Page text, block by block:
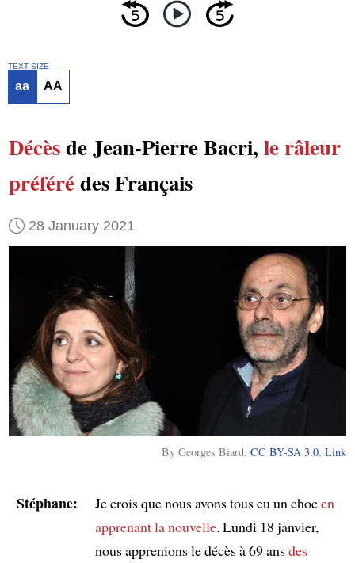
TEXT SIZE
aa AA
Décèsde Jean-Pierre Bacri, le râleur
préférédes Français
28 January 2021
By Georges Biard,CC BY-SA 3.0,Link
Stéphane: Je crois que nous avons tous eu un chocen
apprenant la nouvelle. Lundi 18 janvier,
nous apprenions le décès à 69 ansdes